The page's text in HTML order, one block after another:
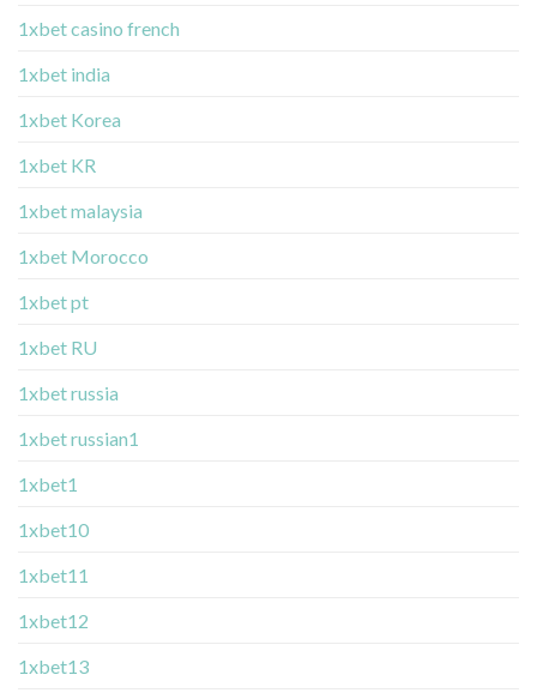
1xbet casino french
1xbet india
1xbet Korea
1xbet KR
1xbet malaysia
1xbet Morocco
1xbet pt
1xbet RU
1xbet russia
1xbet russian1
1xbet1
1xbet10
1xbet11
1xbet12
1xbet13